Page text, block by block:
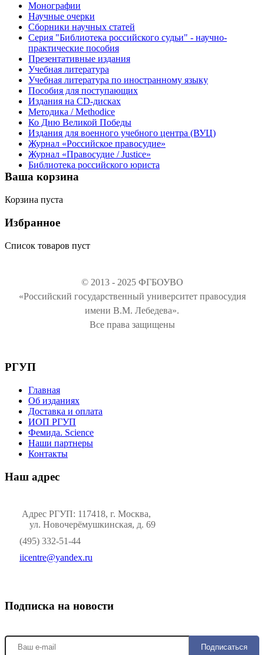
Монографии
Научные очерки
Сборники научных статей
Серия "Библиотека российского судьи" - научно-
практические пособия
Презентативные издания
Учебная литература
Учебная литература по иностранному языку
Пособия для поступающих
Издания на CD-дисках
Методика / Methodice
Ко Дню Великой Победы
Издания для военного учебного центра (ВУЦ)
Журнал «Российское правосудие»
Журнал «Правосудие / Justice»
Библиотека российского юриста
Ваша корзина
Корзина пуста
Избранное
Список товаров пуст
© 2013 - 2025 ФГБОУВО
«Российский государственный университет правосудия
имени В.М. Лебедева».
Все права защищены
РГУП
Главная
Об изданиях
Доставка и оплата
ИОП РГУП
Фемида. Science
Наши партнеры
Контакты
Наш адрес
Адрес РГУП: 117418, г. Москва,
ул. Новочерёмушкинская, д. 69
(495) 332-51-44
iicentre@yandex.ru
Подписка на новости
Подписаться